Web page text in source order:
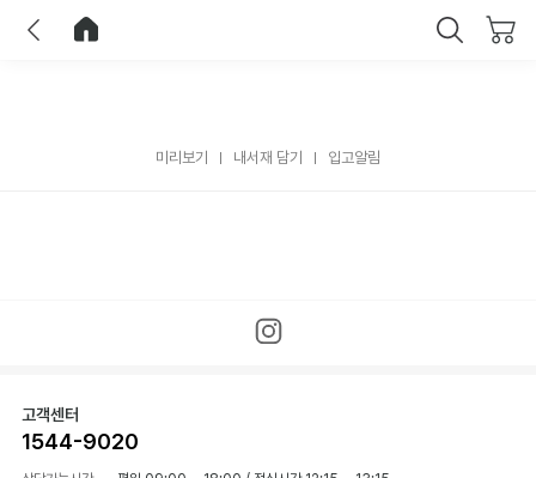
미리보기 내서재 담기 입고알림
고객센터
1544-9020